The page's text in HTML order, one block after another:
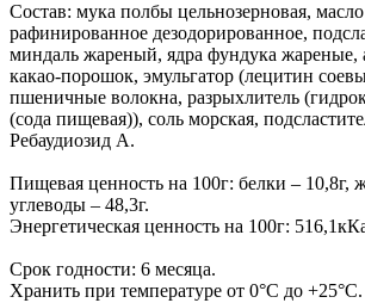
Состав: мука полбы цельнозерновая, масло
рафинированное дезодорированное,
миндаль жареный, ядра фундука жареные,
какао-порошок, эмульгатор (лецитин
пшеничные волокна, разрыхлитель
(сода пищевая)), соль морская,
Ребаудиозид А.
Пищевая ценность на 100г: белки – 10,8г,
углеводы – 48,3г.
Энергетическая ценность на 100г:
Срок годности: 6 месяца.
Хранить при температуре от 0°C до +25°C.